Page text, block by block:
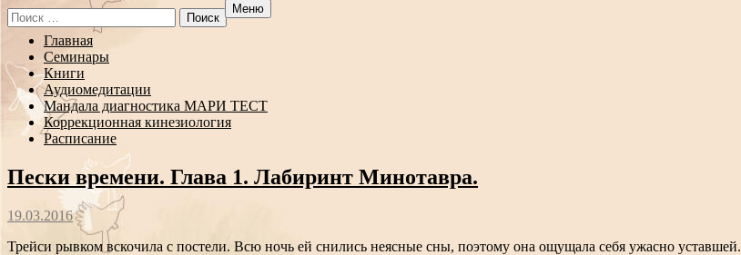
Search
for:
Меню
Перейти
содержанию
Главная
Семинары
Книги
Аудиомедитации
Мандала диагностика МАРИ ТЕСТ
Коррекционная кинезиология
Расписание
Пески времени. Глава 1. Лабиринт Минотавра.
19.03.2016
Трейси рывком вскочила с постели. Всю ночь ей снились неясные сны, поэтому она ощущала себя ужасно уставшей.